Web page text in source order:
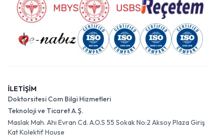
İLETİŞİM
Doktorsitesi Com Bilgi Hizmetleri
Teknoloji ve Ticaret A.Ş.
Maslak Mah. Ahi Evran Cd. A.O.S 55 Sokak No:2 Aksoy Plaza Giriş
Kat Kolektif House